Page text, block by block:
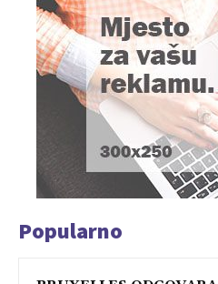
Popularno